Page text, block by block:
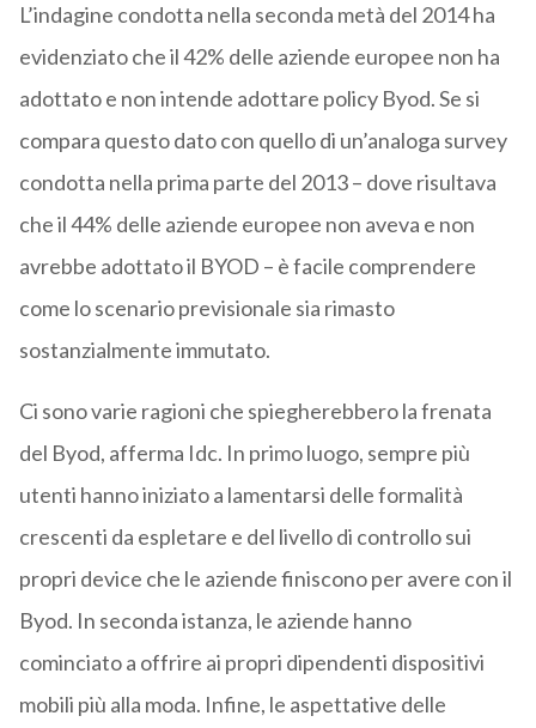
L’indagine condotta nella seconda metà del 2014 ha
evidenziato che il 42% delle aziende europee non ha
adottato e non intende adottare policy Byod. Se si
compara questo dato con quello di un’analoga survey
condotta nella prima parte del 2013 – dove risultava
che il 44% delle aziende europee non aveva e non
avrebbe adottato il BYOD – è facile comprendere
come lo scenario previsionale sia rimasto
sostanzialmente immutato.
Ci sono varie ragioni che spiegherebbero la frenata
del Byod, afferma Idc. In primo luogo, sempre più
utenti hanno iniziato a lamentarsi delle formalità
crescenti da espletare e del livello di controllo sui
propri device che le aziende finiscono per avere con il
Byod. In seconda istanza, le aziende hanno
cominciato a offrire ai propri dipendenti dispositivi
mobili più alla moda. Infine, le aspettative delle